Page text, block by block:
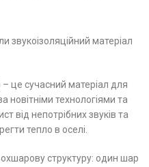
матеріал
це сучасний матеріал для
новітніми технологіями та
від непотрібних звуків та
тепло в оселі.
структуру: один шар